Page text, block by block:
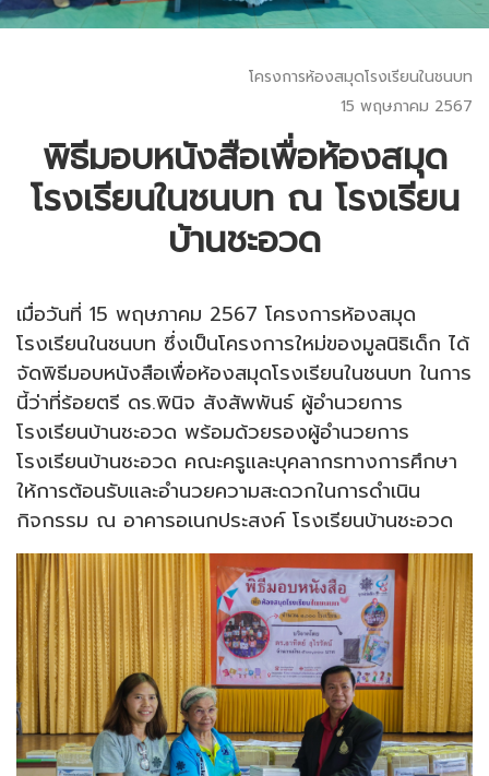
โครงการห้องสมุดโรงเรียนในชนบท
15 พฤษภาคม 2567
พิธีมอบหนังสือเพื่อห้องสมุด
โรงเรียนในชนบท ณ โรงเรียน
บ้านชะอวด
เมื่อวันที่ 15 พฤษภาคม 2567 โครงการห้องสมุด
โรงเรียนในชนบท ซึ่งเป็นโครงการใหม่ของมูลนิธิเด็ก ได้
จัดพิธีมอบหนังสือเพื่อห้องสมุดโรงเรียนในชนบท ในการ
นี้ว่าที่ร้อยตรี ดร.พินิจ สังสัพพันธ์ ผู้อำนวยการ
โรงเรียนบ้านชะอวด พร้อมด้วยรองผู้อำนวยการ
โรงเรียนบ้านชะอวด คณะครูและบุคลากรทางการศึกษา
ให้การต้อนรับและอำนวยความสะดวกในการดำเนิน
กิจกรรม ณ อาคารอเนกประสงค์ โรงเรียนบ้านชะอวด